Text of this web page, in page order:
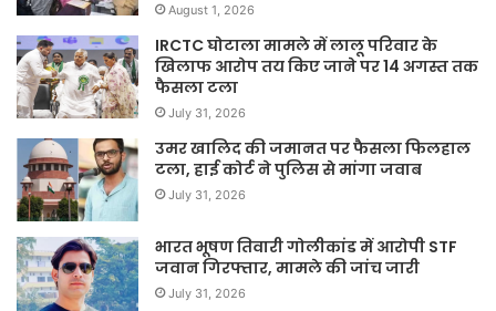
August 1, 2026
IRCTC घोटाला मामले में लालू परिवार के
खिलाफ आरोप तय किए जाने पर 14 अगस्त तक
फैसला टला
July 31, 2026
उमर खालिद की जमानत पर फैसला फिलहाल
टला, हाई कोर्ट ने पुलिस से मांगा जवाब
July 31, 2026
भारत भूषण तिवारी गोलीकांड में आरोपी STF
जवान गिरफ्तार, मामले की जांच जारी
July 31, 2026